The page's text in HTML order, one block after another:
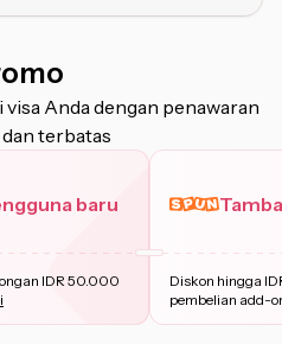
Anda dengan penawaran
terbatas
baru
IDR 50.000
Diskon hingga
pembelian add-